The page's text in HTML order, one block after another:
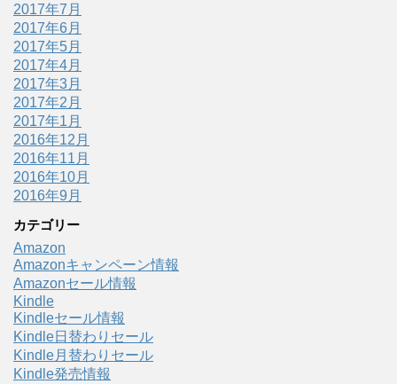
2017年7月
2017年6月
2017年5月
2017年4月
2017年3月
2017年2月
2017年1月
2016年12月
2016年11月
2016年10月
2016年9月
カテゴリー
Amazon
Amazonキャンペーン情報
Amazonセール情報
Kindle
Kindleセール情報
Kindle日替わりセール
Kindle月替わりセール
Kindle発売情報